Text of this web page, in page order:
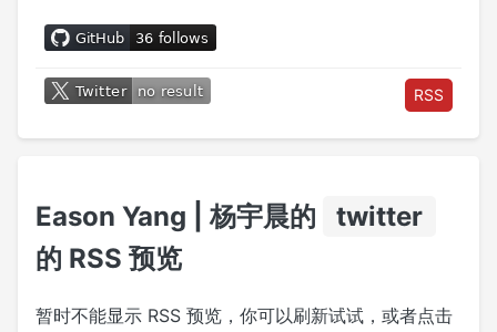
Eason Yang | 杨宇晨的
twitter
的 RSS 预览
暂时不能显示 RSS 预览，你可以刷新试试，或者点击
RSS